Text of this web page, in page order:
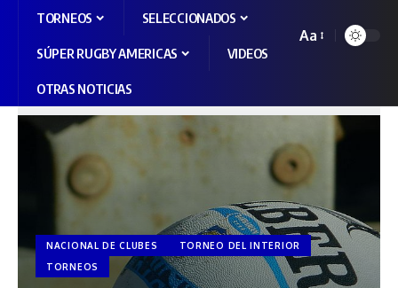
TORNEOS SELECCIONADOS
SÚPER RUGBY AMERICAS VIDEOS
OTRAS NOTICIAS
Aa
NACIONAL DE CLUBES
TORNEO DEL INTERIOR
TORNEOS